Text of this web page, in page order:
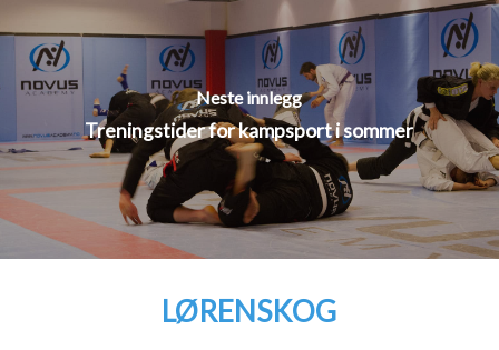
Neste innlegg
Treningstider for kampsport i sommer
LØRENSKOG